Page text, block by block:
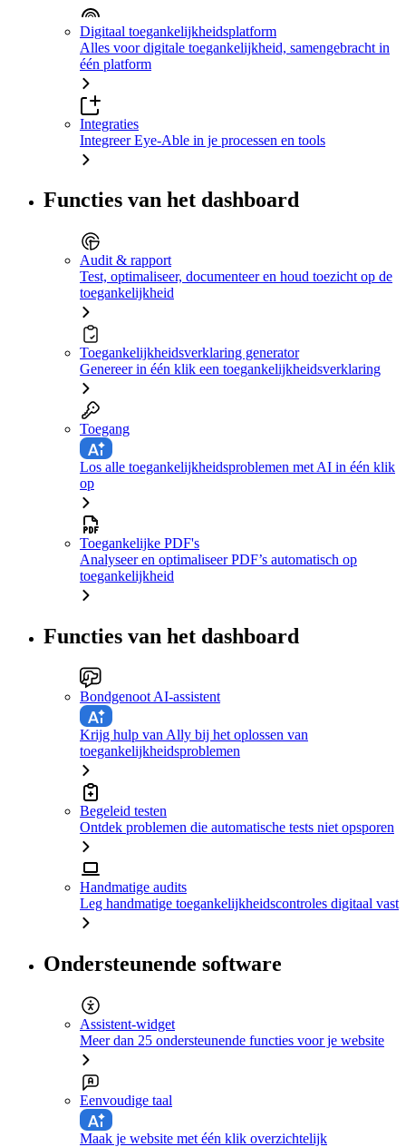
Digitaal toegankelijkheidsplatform
Alles voor digitale toegankelijkheid, samengebracht in
één platform
Integraties
Integreer Eye-Able in je processen en tools
Functies van het dashboard
Audit & rapport
Test, optimaliseer, documenteer en houd toezicht op de
toegankelijkheid
Toegankelijkheidsverklaring generator
Genereer in één klik een toegankelijkheidsverklaring
Toegang
Los alle toegankelijkheidsproblemen met AI in één klik
op
Toegankelijke PDF's
Analyseer en optimaliseer PDF’s automatisch op
toegankelijkheid
Functies van het dashboard
Bondgenoot AI-assistent
Krijg hulp van Ally bij het oplossen van
toegankelijkheidsproblemen
Begeleid testen
Ontdek problemen die automatische tests niet opsporen
Handmatige audits
Leg handmatige toegankelijkheidscontroles digitaal vast
Ondersteunende software
Assistent-widget
Meer dan 25 ondersteunende functies voor je website
Eenvoudige taal
Maak je website met één klik overzichtelijk